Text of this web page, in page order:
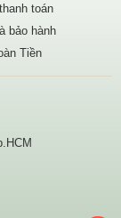
toán
bảo hành
Tiền